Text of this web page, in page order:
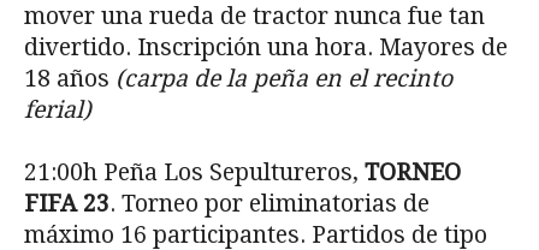
mover una rueda de tractor nunca fue tan
divertido. Inscripción una hora. Mayores de
18 años (carpa de la peña en el recinto
ferial)
21:00h Peña Los Sepultureros, TORNEO
FIFA 23. Torneo por eliminatorias de
máximo 16 participantes. Partidos de tipo